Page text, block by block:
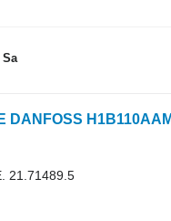
21.71489.5